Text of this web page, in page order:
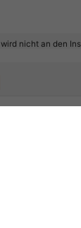
wird nicht an den
Mobile